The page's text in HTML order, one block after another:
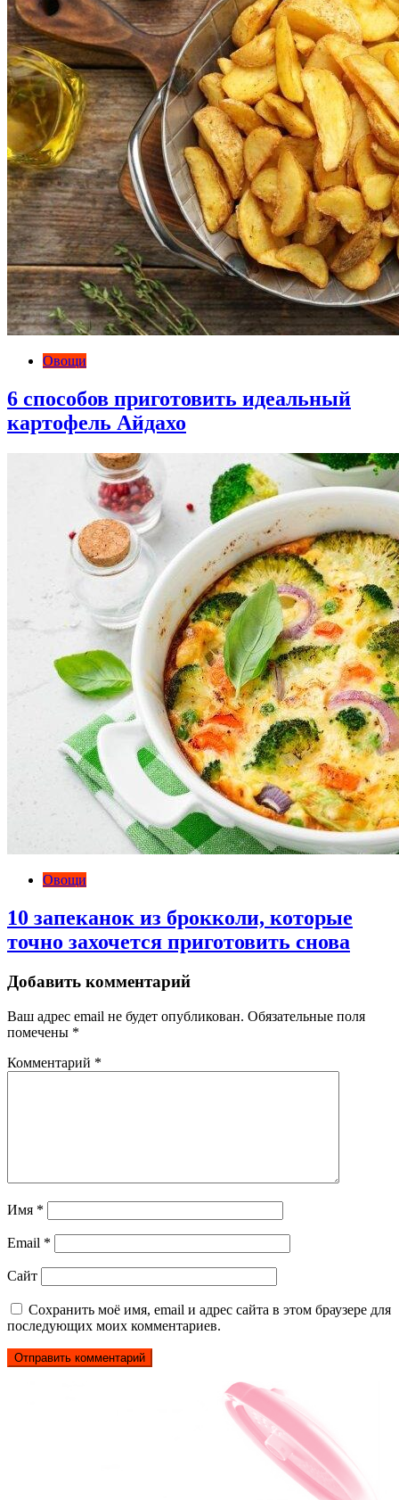
Овощи
6 способов приготовить идеальный
картофель Айдахо
Овощи
10 запеканок из брокколи, которые
точно захочется приготовить снова
Добавить комментарий
Ваш адрес email не будет опубликован. Обязательные поля
помечены *
Комментарий *
Имя *
Email *
Сайт
Сохранить моё имя, email и адрес сайта в этом браузере для
последующих моих комментариев.